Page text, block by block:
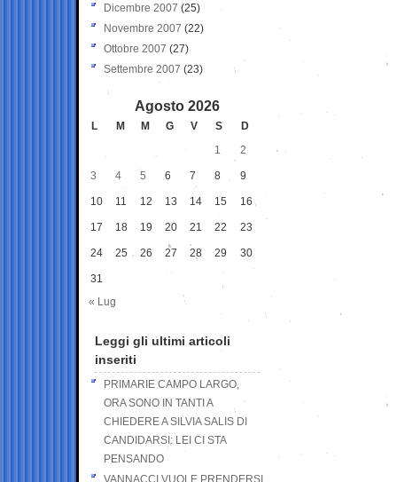
Dicembre 2007 (25)
Novembre 2007 (22)
Ottobre 2007 (27)
Settembre 2007 (23)
Agosto 2026
L M M G V S
D
1
2
3 4 5 6 7 8 9
10 11 12 13 14 15 16
17 18 19 20 21 22 23
24 25 26 27 28 29 30
31
« Lug
Leggi gli ultimi articoli
inseriti
PRIMARIE CAMPO LARGO,
ORA SONO IN TANTI A
CHIEDERE A SILVIA SALIS DI
CANDIDARSI: LEI CI STA
PENSANDO
VANNACCI VUOLE PRENDERSI